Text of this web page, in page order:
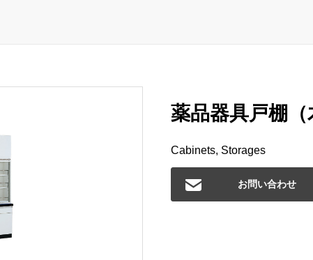
薬品器具戸棚
Cabinets, Storages
お問い合わせ